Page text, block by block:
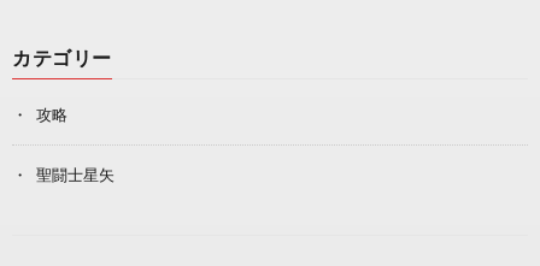
カテゴリー
攻略
聖闘士星矢